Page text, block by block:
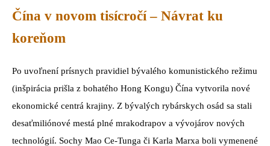
Čína v novom tisícročí – Návrat ku
koreňom
Po uvoľnení prísnych pravidiel bývalého komunistického režimu
(inšpirácia prišla z bohatého Hong Kongu) Čína vytvorila nové
ekonomické centrá krajiny. Z bývalých rybárskych osád sa stali
desaťmiliónové mestá plné mrakodrapov a vývojárov nových
technológií. Sochy Mao Ce-Tunga či Karla Marxa boli vymenené